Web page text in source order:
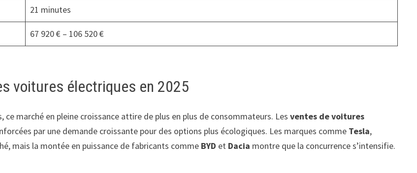
21 minutes
67 920 € – 106 520 €
voitures électriques en 2025
marché en pleine croissance attire de plus en plus de consommateurs. Lesventes de voitures
par une demande croissante pour des options plus écologiques. Les marques comme Tesla,
mais la montée en puissance de fabricants comme BYD et Dacia montre que la concurrence s’intensifie.